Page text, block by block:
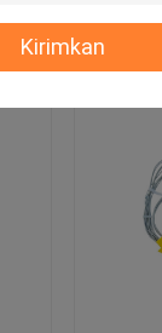
Kirimkan